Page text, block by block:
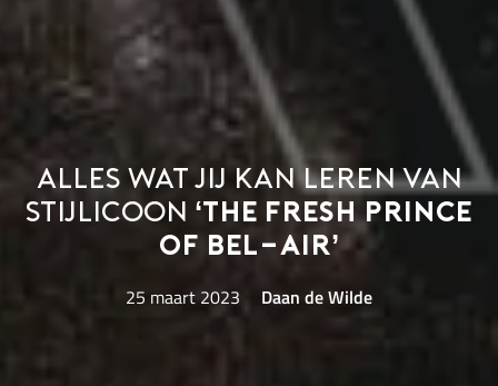
Alles wat jij kan leren van
stijlicoon ‘The Fresh Prince
of Bel-Air’
25 maart 2023 Daan de Wilde